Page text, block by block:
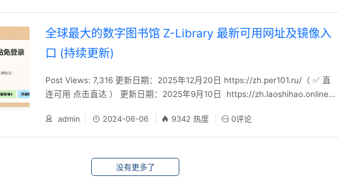
全球最大的数字图书馆 Z-Library 最新可用网址及镜像入
口 (持续更新)
Post Views: 7,316 更新日期：2025年12月20日 https://zh.per101.ru/（ ✅ 直
连可用 点击直达 ） 更新日期：2025年9月10日 https://zh.laoshihao.online/
（ ✅ 直连可用 点击直达 ） 更新日期：2025年
admin 2024-06-06 9342 热度 0评论
没有更多了